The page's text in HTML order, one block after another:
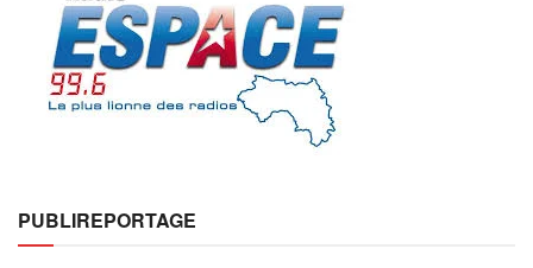
PUBLIREPORTAGE